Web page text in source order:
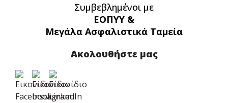
Συμβεβλημένοι με
ΕΟΠΥΥ &
Μεγάλα Ασφαλιστικά Ταμεία
Ακολουθήστε μας